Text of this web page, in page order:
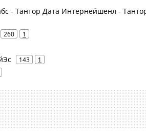
- Тантор Дата Интернейшенл -
260 1
143 1